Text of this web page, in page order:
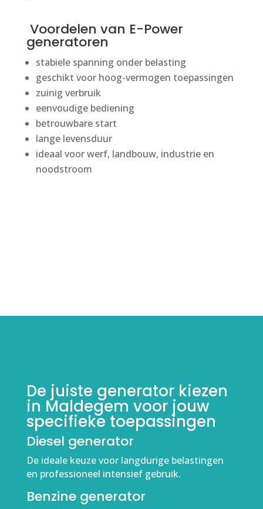
Voordelen van E-Power
generatoren
stabiele spanning onder belasting
geschikt voor hoog-vermogen toepassingen
zuinig verbruik
eenvoudige bediening
betrouwbare start
lange levensduur
ideaal voor werf, landbouw, industrie en
noodstroom
De juiste generator kiezen
in Maldegem voor jouw
specifieke toepassingen
Diesel generator
De ideale keuze voor langdurige belastingen
en professioneel intensief gebruik.
Benzine generator